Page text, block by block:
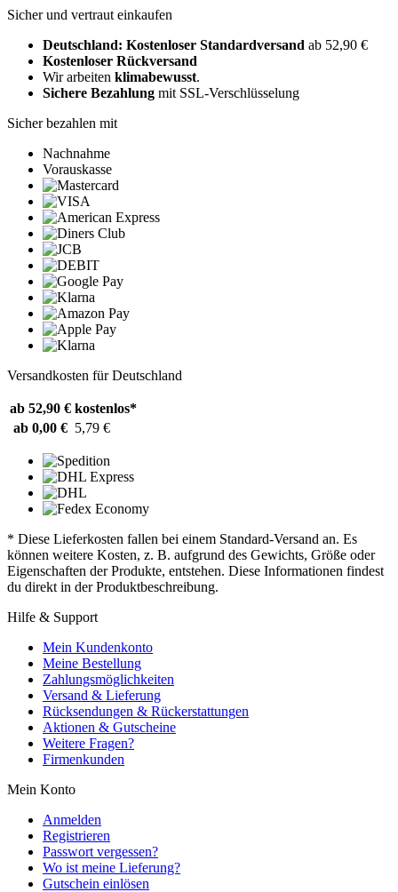
Sicher und vertraut einkaufen
Deutschland: Kostenloser Standardversand ab 52,90 €
Kostenloser Rückversand
Wir arbeiten klimabewusst.
Sichere Bezahlung mit SSL-Verschlüsselung
Sicher bezahlen mit
Nachnahme
Vorauskasse
Versandkosten für Deutschland
ab 52,90 € kostenlos*
ab 0,00 € 5,79 €
* Diese Lieferkosten fallen bei einem Standard-Versand an. Es
können weitere Kosten, z. B. aufgrund des Gewichts, Größe oder
Eigenschaften der Produkte, entstehen. Diese Informationen findest
du direkt in der Produktbeschreibung.
Hilfe & Support
Mein Kundenkonto
Meine Bestellung
Zahlungsmöglichkeiten
Versand & Lieferung
Rücksendungen & Rückerstattungen
Aktionen & Gutscheine
Weitere Fragen?
Firmenkunden
Mein Konto
Anmelden
Registrieren
Passwort vergessen?
Wo ist meine Lieferung?
Gutschein einlösen